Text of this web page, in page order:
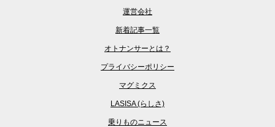
運営会社
新着記事一覧
オトナンサーとは？
プライバシーポリシー
マグミクス
LASISA (らしさ)
乗りものニュース